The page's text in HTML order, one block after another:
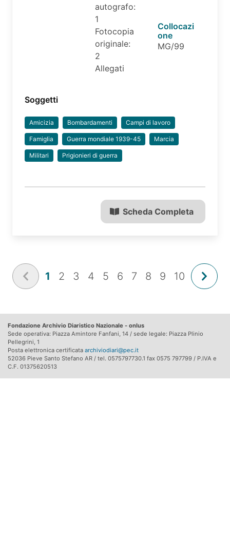
autografo:
1
Fotocopia
originale:
2
Allegati
Collocazi
one
MG/99
Soggetti
Amicizia Bombardamenti Campi di lavoro
Famiglia Guerra mondiale 1939-45 Marcia
Militari Prigionieri di guerra
Scheda Completa
1 2 3 4 5 6 7 8 9 10
Fondazione Archivio Diaristico Nazionale - onlus
Sede operativa: Piazza Amintore Fanfani, 14 / sede legale: Piazza Plinio
Pellegrini, 1
Posta elettronica certificata archiviodiari@pec.it
52036 Pieve Santo Stefano AR / tel. 0575797730.1 fax 0575 797799 / P.IVA e
C.F. 01375620513